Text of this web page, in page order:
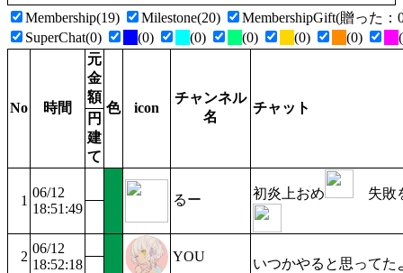
Membership(19) Milestone(20)
MembershipGift(贈った
SuperChat(0)
(0) (0) (0) (0) (0)
No 時間
元
金
額
色 icon
チャンネル
名
チャット
円
建
て
1
06/12
18:51:49
るー 初炎上おめ 失敗
2
06/12
18:52:18
YOU いつかやると思ってた